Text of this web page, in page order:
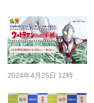
2024年4月25日 12時